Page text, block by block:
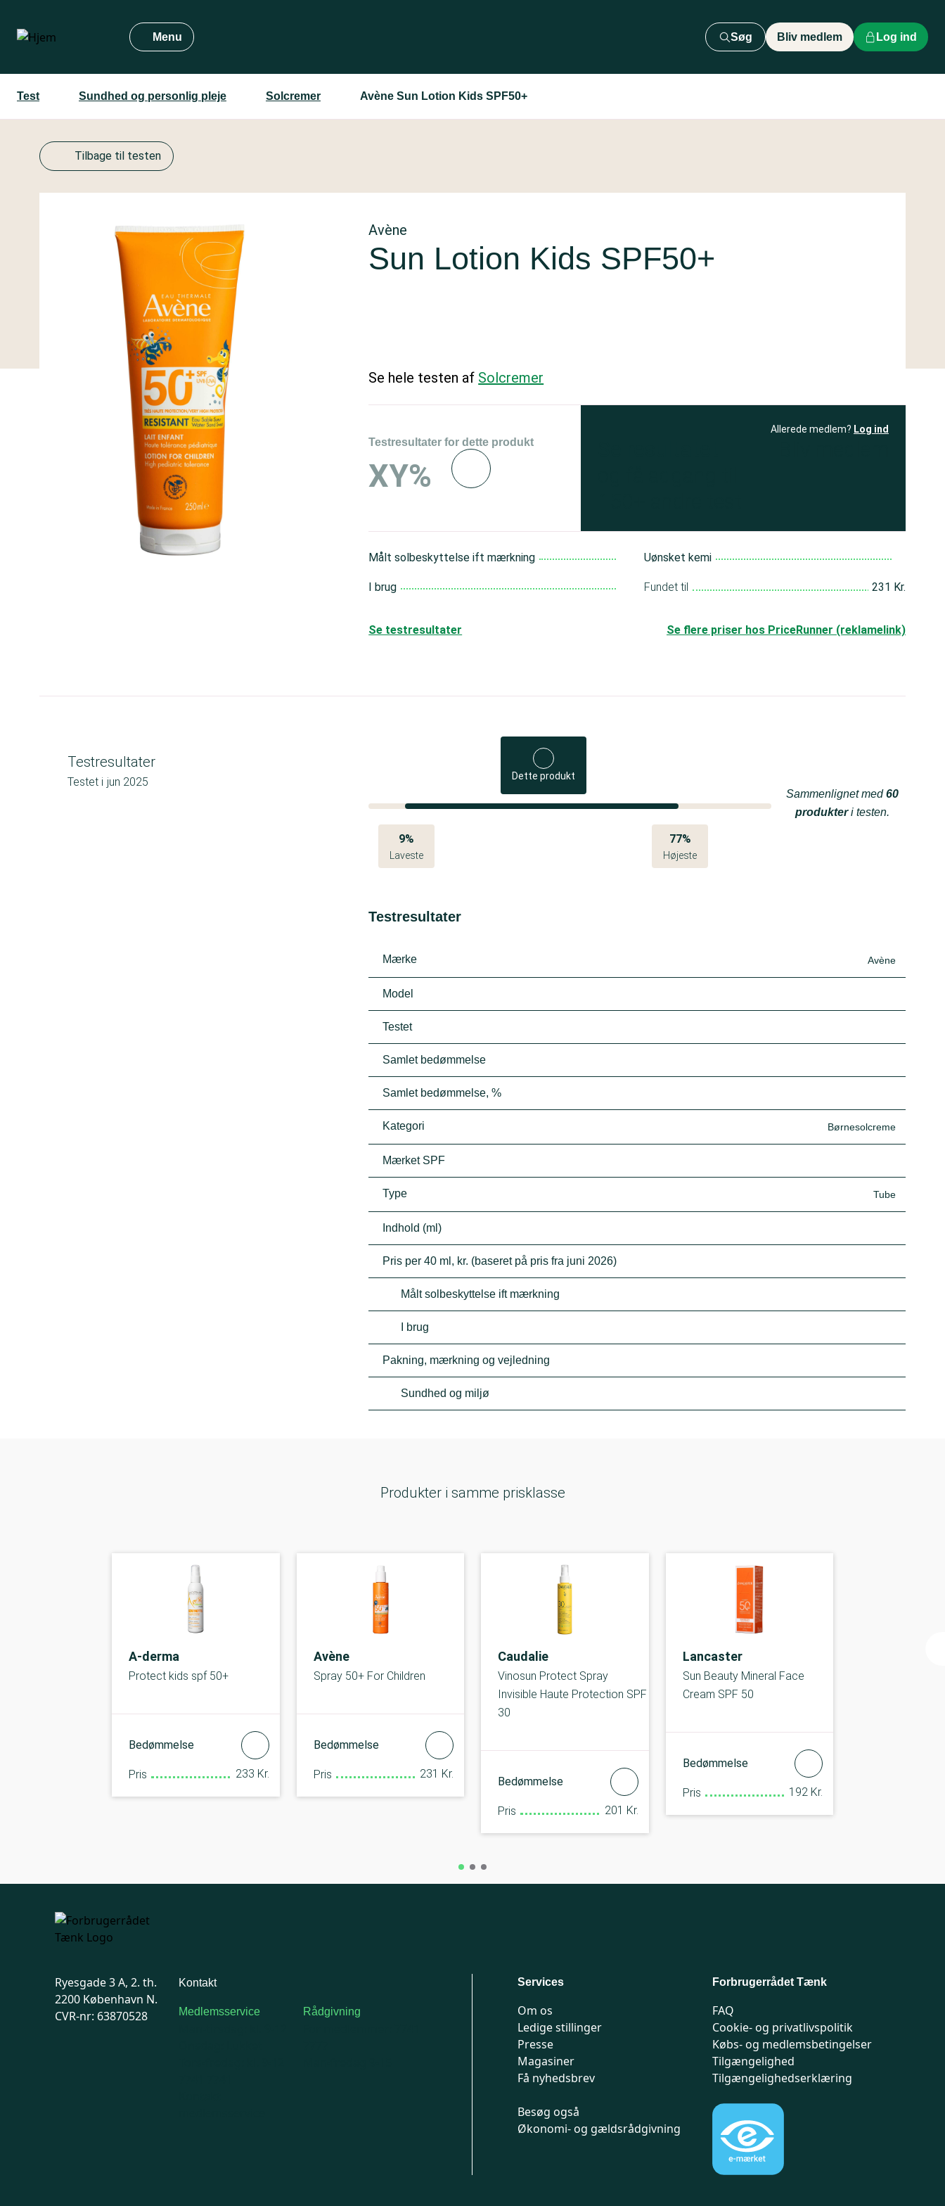
hovedindhold
Menu Søg Bliv medlem Log ind
Test Sundhed og personlig pleje Solcremer Avène Sun Lotion Kids SPF50+
Tilbage til testen
Avène
Sun Lotion Kids SPF50+
Se hele testen af Solcremer
Testresultater for dette produkt
XY%
Allerede medlem? Log ind
Målt solbeskyttelse ift mærkning
I brug
Uønsket kemi
Fundet til 231 Kr.
Se flere priser hos PriceRunner (reklamelink)
Se testresultater
Testresultater
Testet i jun 2025 Dette produkt
9%
Laveste
77%
Højeste
Sammenlignet med60
produkteri testen.
Testresultater
Mærke Avène
Model
Testet
Samlet bedømmelse
Samlet bedømmelse, %
Kategori Børnesolcreme
Mærket SPF
Type Tube
Indhold (ml)
Pris per 40 ml, kr. (baseret på pris fra juni 2026)
Målt solbeskyttelse ift mærkning
I brug
Pakning, mærkning og vejledning
Sundhed og miljø
Produkter i samme prisklasse
A-derma
Protect kids spf 50+
Bedømmelse
Pris 233 Kr.
Avène
Spray 50+ For Children
Bedømmelse
Pris 231 Kr.
Caudalie
Vinosun Protect Spray
Invisible Haute Protection SPF
30
Bedømmelse
Pris 201 Kr.
Lancaster
Sun Beauty Mineral Face
Cream SPF 50
Bedømmelse
Pris 192 Kr.
Ryesgade 3 A, 2. th.
2200 København N.
CVR-nr: 63870528
Kontakt
Medlemsservice Rådgivning
Services
Om os
Ledige stillinger
Presse
Magasiner
Få nyhedsbrev
Besøg også
Økonomi- og gældsrådgivning
Forbrugerrådet Tænk
FAQ
Cookie- og privatlivspolitik
Købs- og medlemsbetingelser
Tilgængelighed
Tilgængelighedserklæring